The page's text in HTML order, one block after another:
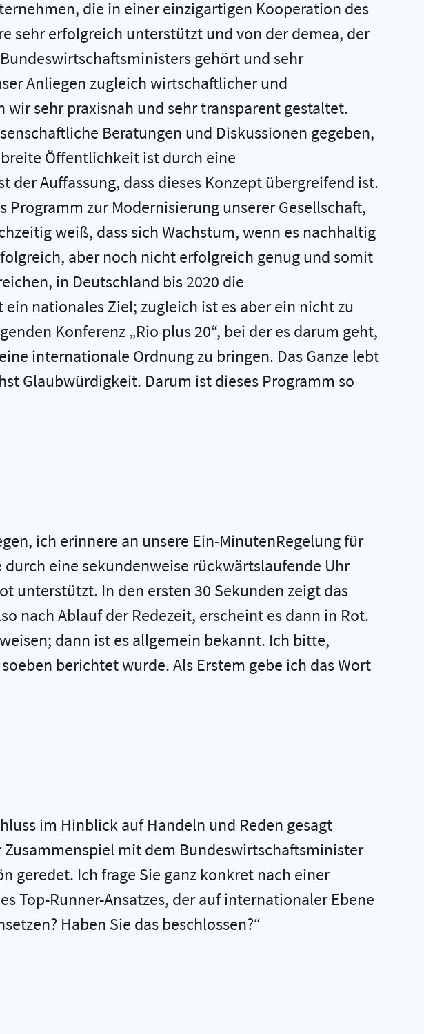
die in einer einzigartigen Kooperation des
sehr erfolgreich unterstützt und von der demea, der
gehört und sehr
Anliegen zugleich wirtschaftlicher und
sehr praxisnah und sehr transparent gestaltet.
Beratungen und Diskussionen gegeben,
Öffentlichkeit ist durch eine
Auffassung, dass dieses Konzept übergreifend ist.
zur Modernisierung unserer Gesellschaft,
weiß, dass sich Wachstum, wenn es nachhaltig
aber noch nicht erfolgreich genug und somit
in Deutschland bis 2020 die
nationales Ziel; zugleich ist es aber ein nicht zu
Konferenz „Rio plus 20“, bei der es darum geht,
internationale Ordnung zu bringen. Das Ganze lebt
Glaubwürdigkeit. Darum ist dieses Programm so
ich erinnere an unsere Ein-MinutenRegelung für
eine sekundenweise rückwärtslaufende Uhr
unterstützt. In den ersten 30 Sekunden zeigt das
nach Ablauf der Redezeit, erscheint es dann in Rot.
dann ist es allgemein bekannt. Ich bitte,
berichtet wurde. Als Erstem gebe ich das Wort
im Hinblick auf Handeln und Reden gesagt
mit dem Bundeswirtschaftsminister
geredet. Ich frage Sie ganz konkret nach einer
Top-Runner-Ansatzes, der auf internationaler Ebene
Haben Sie das beschlossen?